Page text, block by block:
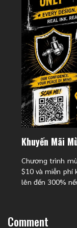
hoặc tình
Với nữ giới:
Mẫu Hình
cách
Sự sáng tạo trong
nghệ sĩ tại H2M, hoa
Hình xăm
Phong cách Nhật cổ
và huyền bí. Hoa
nước, gió (Wind bars)
đen, xám với độ
Khuyến Mãi
Chương trình
$10 và miễn phí
lên đến 300%
Comment